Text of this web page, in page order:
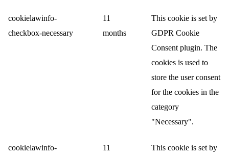
cookielawinfo-
checkbox-necessary
11
months
This cookie is set by
GDPR Cookie
Consent plugin. The
cookies is used to
store the user consent
for the cookies in the
category
"Necessary".
cookielawinfo-
11
This cookie is set by